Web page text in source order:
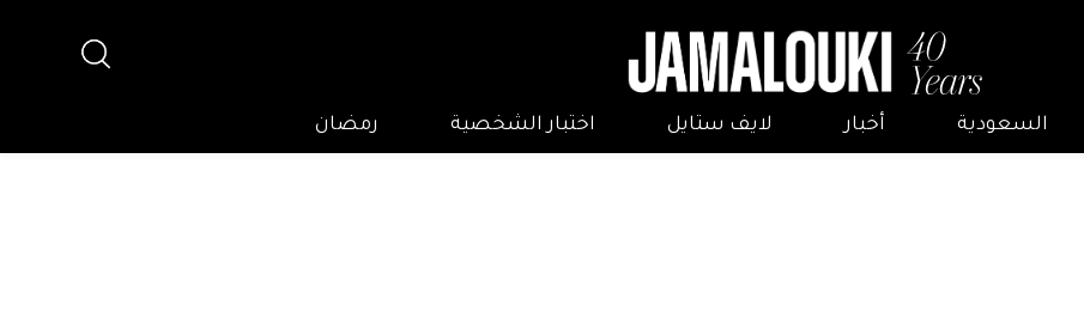
السعودية أخبار لايف ستايل اختبار الشخصية رمضان